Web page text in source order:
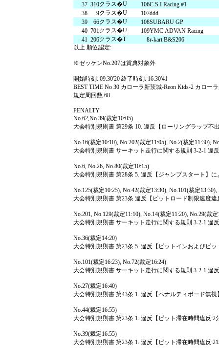
37 310クラス�U 106C.S.I Racing #1
38
9クラス�U 107ddd
39
66クラス�U 108SUBARU GP
40 701クラス�U 109YMC.ADVAN Racing
41 206クラス�T 8r-kart B&S206
以上 順位認定:
※ゼッケンNo.207は賞典対象外
開始時刻: 09:30'20 終了時刻: 16:30'41
BEST TIME No 30 カローラ新茨城-Reon Kids-2 カロー
規定周回数 68
PENALTY
No.62,No.39(裁定10:05)
大会特別規則書 第29条 10. 違反【ローリングラップ不
No.16(裁定10:10), No.202(裁定11:05), No.2(裁定11:30),
大会特別規則書 サーキット走行に関する規則 3-2-1 違
No.6, No.26, No.80(裁定10:15)
大会特別規則書 第28条 5. 違反【ジャンプスタート】
No.125(裁定10:25), No.42(裁定13:30), No.101(裁定
大会特別規則書 第23条 違反【ピットロード制限速度
No.201, No.129(裁定11:10), No.14(裁定11:20), No.29(裁
大会特別規則書 サーキット走行に関する規則 3-2-1 違
No.36(裁定14:20)
大会特別規則書 第23条 5. 違反【ピットインおよびピ
No.101(裁定16:23), No.72(裁定16:24)
大会特別規則書 サーキット走行に関する規則 3-2-1 違
No.27(裁定16:40)
大会特別規則書 第43条 1. 違反【ペナルティボード無
No.44(裁定16:55)
大会特別規則書 第23条 1. 違反【ピット滞在時間違反
No.39(裁定16:55)
大会特別規則書 第23条 1. 違反【ピット滞在時間違反